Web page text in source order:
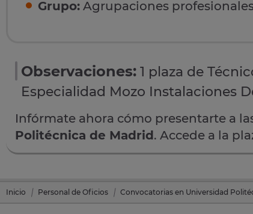
Grupo: Agrupaciones
Observaciones: 1 plaza de
Especialidad Mozo Instalaciones
Infórmate ahora cómo presentarte a
Politécnica de Madrid. Accede a la
Inicio Personal de Oficios Convocatorias en Universidad